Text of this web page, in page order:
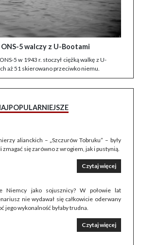
5 walczy z U-Bootami
5 w 1943 r. stoczył ciężką walkę z U-
aż 51 skierowano przeciwko niemu.
alianckich – „Szczurów Tobruku” – były
się zarówno z wrogiem, jak i pustynią.
Czytaj więcej
Niemcy jako sojusznicy? W połowie lat
nie wydawał się całkowicie oderwany
jego wykonalność byłaby trudna.
Czytaj więcej